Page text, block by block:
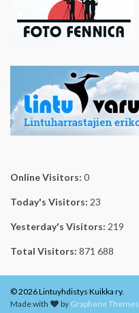
Online Visitors: 0
Today's Visitors: 23
Yesterday's Visitors: 219
Total Visitors: 871 688
© 2026 Lintuyhdistys Kuikka ry.
Made with
by Graphene Themes